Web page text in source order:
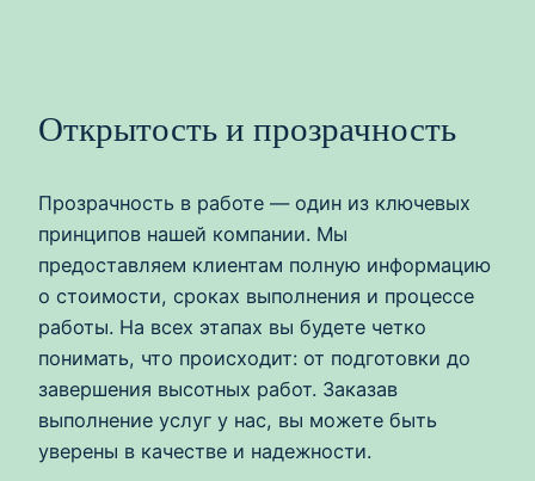
Открытость и прозрачность
Прозрачность в работе — один из ключевых
принципов нашей компании. Мы
предоставляем клиентам полную информацию
о стоимости, сроках выполнения и процессе
работы. На всех этапах вы будете четко
понимать, что происходит: от подготовки до
завершения высотных работ. Заказав
выполнение услуг у нас, вы можете быть
уверены в качестве и надежности.